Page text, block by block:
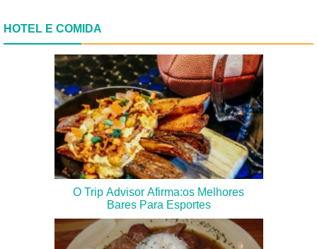
HOTEL E COMIDA
O Trip Advisor Afirma:os Melhores
Bares Para Esportes